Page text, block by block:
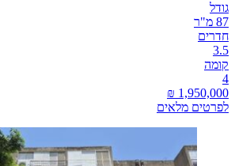
גודל
87 מ"ר
חדרים
3.5
קומה
4
לפרטים מלאים